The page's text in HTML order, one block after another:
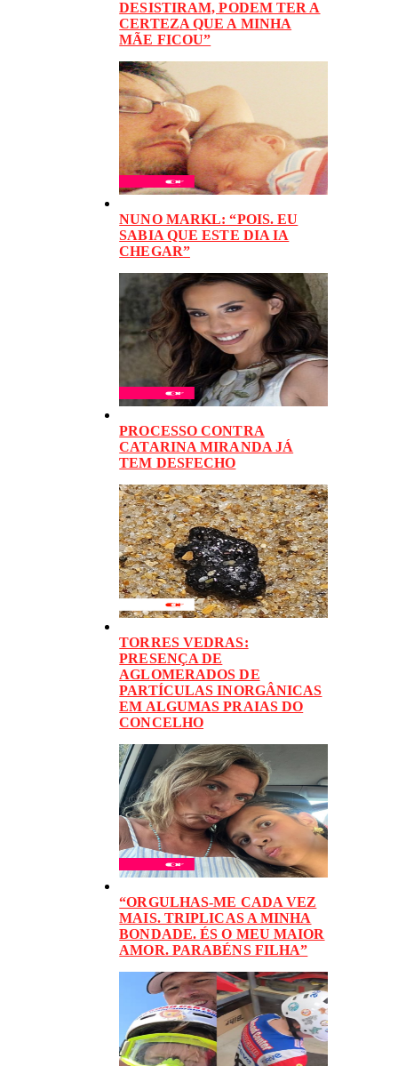
DESISTIRAM, PODEM TER A
CERTEZA QUE A MINHA
MÃE FICOU”
NUNO MARKL: “POIS. EU
SABIA QUE ESTE DIA IA
CHEGAR”
PROCESSO CONTRA
CATARINA MIRANDA JÁ
TEM DESFECHO
TORRES VEDRAS:
PRESENÇA DE
AGLOMERADOS DE
PARTÍCULAS INORGÂNICAS
EM ALGUMAS PRAIAS DO
CONCELHO
“ORGULHAS-ME CADA VEZ
MAIS. TRIPLICAS A MINHA
BONDADE. ÉS O MEU MAIOR
AMOR. PARABÉNS FILHA”